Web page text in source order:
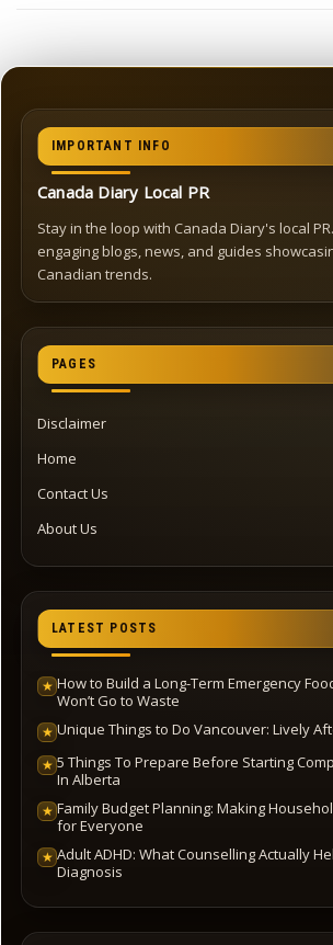
IMPORTANT INFO
Canada Diary Local PR
Stay in the loop with Canada Diary's local
engaging blogs, news, and guides
Canadian trends.
PAGES
Disclaimer
Home
Contact Us
About Us
LATEST POSTS
★ How to Build a Long-Term Emergency
Won’t Go to Waste
★ Unique Things to Do Vancouver: Lively
★ 5 Things To Prepare Before Starting
In Alberta
★ Family Budget Planning: Making
for Everyone
★ Adult ADHD: What Counselling Actually
Diagnosis